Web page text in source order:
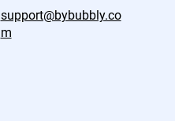
support@bybubbly.co
m